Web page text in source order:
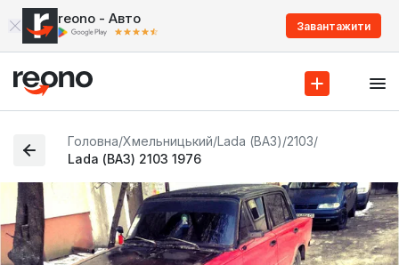
reono - Авто Завантажити
Головна/Хмельницький/Lada (ВАЗ)/2103/
Lada (ВАЗ) 2103 1976